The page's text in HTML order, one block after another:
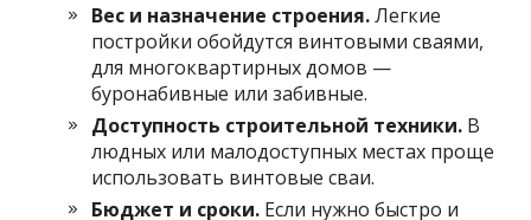
Вес и назначение строения.Легкие
постройки обойдутся винтовыми сваями,
для многоквартирных домов —
буронабивные или забивные.
Доступность строительной техники. В
людных или малодоступных местах проще
использовать винтовые сваи.
Бюджет и сроки. Если нужно быстро и